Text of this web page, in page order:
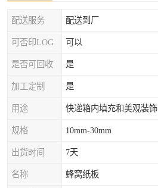
配送服务 配送到厂
可否印LOG 可以
是否可回收 是
加工定制 是
用途 快递箱内填充和美观装饰
规格 10mm-30mm
出货时间 7天
名称 蜂窝纸板